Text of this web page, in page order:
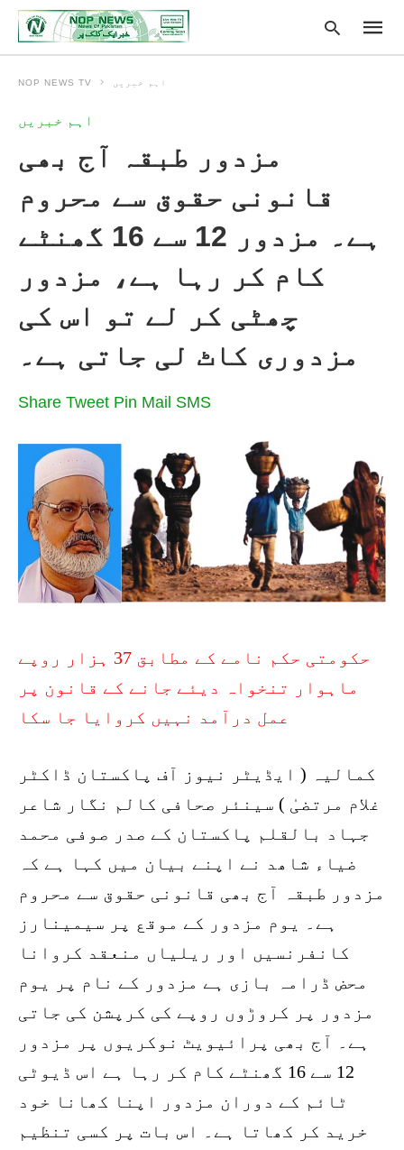
NOP NEWS TV اہم خبریں
اہم خبریں
مزدور طبقہ آج بھی
قانونی حقوق سے محروم
ہے۔ مزدور 12 سے 16 گھنٹے
کام کر رہا ہے، مزدور
چھٹی کر لے تو اس کی
مزدوری کاٹ لی جاتی ہے۔
Share Tweet Pin Mail SMS
حکومتی حکم نامے کے مطابق 37 ہزار روپے
ماہوار تنخواہ دیئے جانے کے قانون پر
عمل درآمد نہیں کروایا جا سکا
کمالیہ ( ایڈیٹر نیوز آف پاکستان ڈاکٹر
غلام مرتضیٰ ) سینئر صحافی کالم نگار شاعر
جہاد بالقلم پاکستان کے صدر صوفی محمد
ضیاء شاھد نے اپنے بیان میں کہا ہے کہ
مزدور طبقہ آج بھی قانونی حقوق سے محروم
ہے۔ یوم مزدور کے موقع پر سیمینارز
کانفرنسیں اور ریلیاں منعقد کروانا
محض ڈرامہ بازی ہے مزدور کے نام پر یوم
مزدور پر کروڑوں روپے کی کرپشن کی جاتی
ہے۔ آج بھی پرائیویٹ نوکریوں پر مزدور
12 سے 16 گھنٹے کام کر رہا ہے اس ڈیوٹی
ٹائم کے دوران مزدور اپنا کھانا خود
خرید کر کھاتا ہے۔ اس بات پر کسی تنظیم